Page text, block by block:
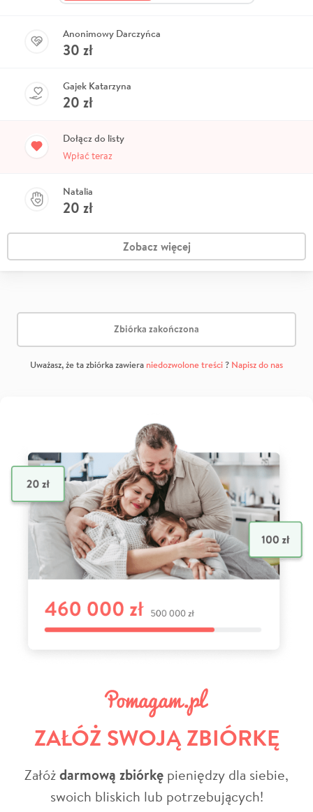
Anonimowy Darczyńca
30 zł
Gajek Katarzyna
20 zł
Dołącz do listy
Wpłać teraz
Natalia
20 zł
Zobacz więcej
Zbiórka zakończona
Uważasz, że ta zbiórka zawiera niedozwolone treści? Napisz do nas
ZAŁÓŻ SWOJĄ ZBIÓRKĘ
Załóżdarmową zbiórkę pieniędzy dla siebie,
swoich bliskich lub potrzebujących!